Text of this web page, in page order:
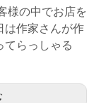
様の中でお店を
は作家さんが作
てらっしゃる